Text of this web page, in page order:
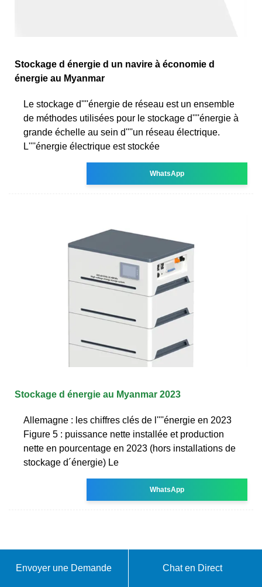
Stockage d énergie d un navire à économie d
énergie au Myanmar
Le stockage d''''énergie de réseau est un ensemble
de méthodes utilisées pour le stockage d''''énergie à
grande échelle au sein d''''un réseau électrique.
L''''énergie électrique est stockée
WhatsApp
Stockage d énergie au Myanmar 2023
Allemagne : les chiffres clés de l''''énergie en 2023
Figure 5 : puissance nette installée et production
nette en pourcentage en 2023 (hors installations de
stockage d´énergie) Le
WhatsApp
Envoyer une Demande Chat en Direct